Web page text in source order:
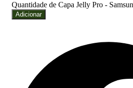
Quantidade de Capa Jelly Pro -
Adicionar